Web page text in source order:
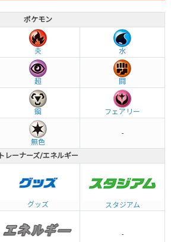
ポケモン
炎 水
超 闘
鋼 フェアリー
無色
-
トレーナーズ/エネルギー
グッズ スタジアム
-